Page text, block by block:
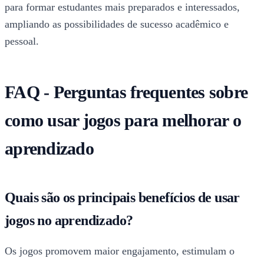
para formar estudantes mais preparados e interessados,
ampliando as possibilidades de sucesso acadêmico e
pessoal.
FAQ - Perguntas frequentes sobre
como usar jogos para melhorar o
aprendizado
Quais são os principais benefícios de usar
jogos no aprendizado?
Os jogos promovem maior engajamento, estimulam o